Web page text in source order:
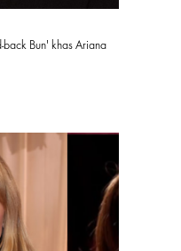
Bun' khas Ariana